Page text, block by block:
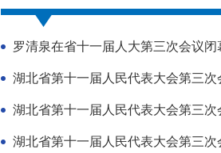
罗清泉在省十一届人大第三次会议
湖北省第十一届人民代表大会第三
湖北省第十一届人民代表大会第三
湖北省第十一届人民代表大会第三